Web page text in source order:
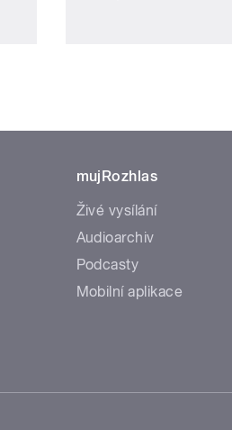
mujRozhlas
Živé vysílání
Audioarchiv
Podcasty
Mobilní aplikace